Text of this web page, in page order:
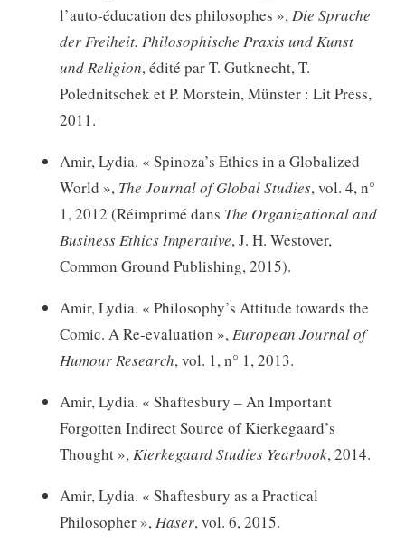
l’auto-éducation des philosophes »,Die Sprache
der Freiheit. Philosophische Praxis und Kunst
und Religion, édité par T. Gutknecht, T.
Polednitschek et P. Morstein, Münster : Lit Press,
2011.
Amir, Lydia. « Spinoza’s Ethics in a Globalized
World », The Journal of Global Studies, vol. 4, n°
1, 2012 (Réimprimé dans The Organizational and
Business Ethics Imperative, J. H. Westover,
Common Ground Publishing, 2015).
Amir, Lydia. « Philosophy’s Attitude towards the
Comic. A Re-evaluation »,European Journal of
Humour Research, vol. 1, n° 1, 2013.
Amir, Lydia. « Shaftesbury – An Important
Forgotten Indirect Source of Kierkegaard’s
Thought »,Kierkegaard Studies Yearbook, 2014.
Amir, Lydia. « Shaftesbury as a Practical
Philosopher »,Haser, vol. 6, 2015.